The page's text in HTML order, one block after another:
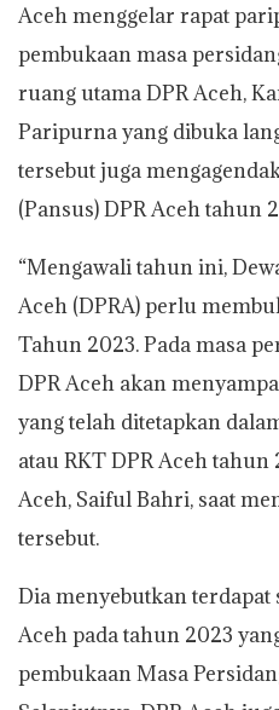
t
s
A
p
e
b
o
t
t
r
y
L
i
l
Aceh menggelar rapat
pembukaan masa
ruang utama DPR Aceh,
Paripurna yang dibuka
tersebut juga
(Pansus) DPR Aceh tahun
“Mengawali tahun ini,
Aceh (DPRA) perlu
Tahun 2023. Pada masa
DPR Aceh akan
yang telah ditetapkan
atau RKT DPR Aceh tahun
Aceh, Saiful Bahri, saat
tersebut.
Dia menyebutkan terdapat
Aceh pada tahun 2023
pembukaan Masa